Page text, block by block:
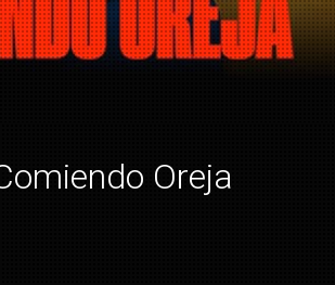
Oreja